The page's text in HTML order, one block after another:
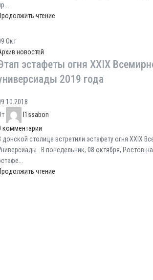
чтение
Окт
новостей
эстафеты огня XXIX
2019 года
l1ssabon
комментарии
донской столице встретили эстафету огня XXIX
В понедельник, 08 октября, Ростов-
чтение